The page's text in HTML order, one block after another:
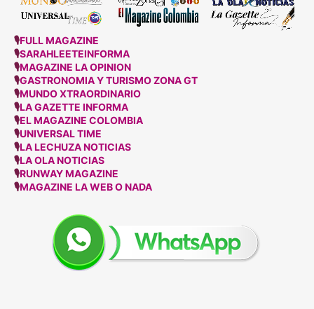
🎙FULL MAGAZINE
🎙SARAHLEETEINFORMA
🎙MAGAZINE LA OPINION
🎙GASTRONOMIA Y TURISMO ZONA GT
🎙MUNDO XTRAORDINARIO
🎙LA GAZETTE INFORMA
🎙EL MAGAZINE COLOMBIA
🎙UNIVERSAL TIME
🎙LA LECHUZA NOTICIAS
🎙LA OLA NOTICIAS
🎙RUNWAY MAGAZINE
🎙MAGAZINE LA WEB O NADA